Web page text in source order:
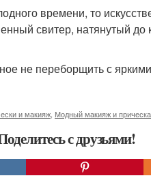
времени, то
свитер, натянутый
не переборщить с
и макияж Модный макияж и прическа
с друзьями!